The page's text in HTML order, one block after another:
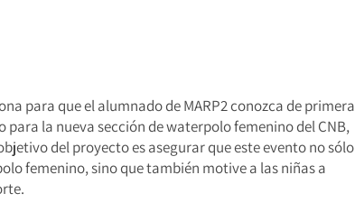
para que el alumnado de MARP2 conozca de primera
la nueva sección de waterpolo femenino del CNB,
del proyecto es asegurar que este evento no sólo
femenino, sino que también motive a las niñas a